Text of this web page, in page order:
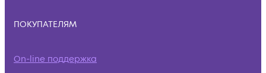
ПОКУПАТЕЛЯМ
On-line поддержка